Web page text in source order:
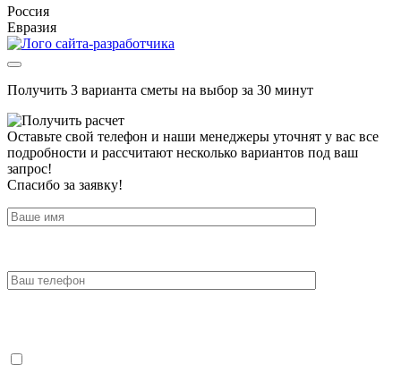
Россия
Евразия
Получить 3 варианта сметы на выбор за 30 минут
Оставьте свой телефон и наши менеджеры уточнят у вас все
подробности и рассчитают несколько вариантов под ваш
запрос!
Спасибо за заявку!